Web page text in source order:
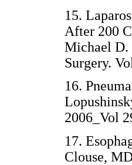
15.
After 200
Michael D.
Surgery.
16.
2006_Vol
17.
Clouse,